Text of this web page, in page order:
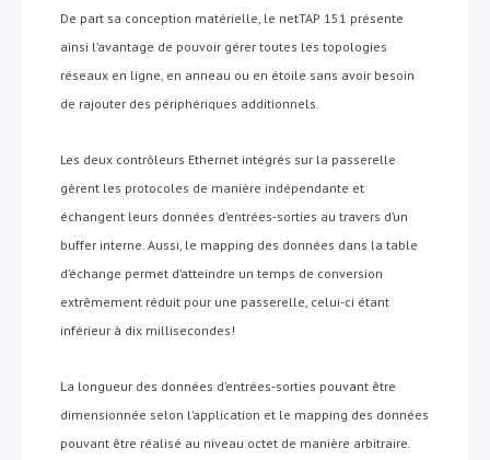
De part sa conception matérielle, le netTAP 151 présente
ainsi l’avantage de pouvoir gérer toutes les topologies
réseaux en ligne, en anneau ou en étoile sans avoir besoin
de rajouter des périphériques additionnels.
Les deux contrôleurs Ethernet intégrés sur la passerelle
gèrent les protocoles de manière indépendante et
échangent leurs données d’entrées-sorties au travers d’un
buffer interne. Aussi, le mapping des données dans la table
d’échange permet d’atteindre un temps de conversion
extrêmement réduit pour une passerelle, celui-ci étant
inférieur à dix millisecondes!
La longueur des données d’entrées-sorties pouvant être
dimensionnée selon l’application et le mapping des données
pouvant être réalisé au niveau octet de manière arbitraire.